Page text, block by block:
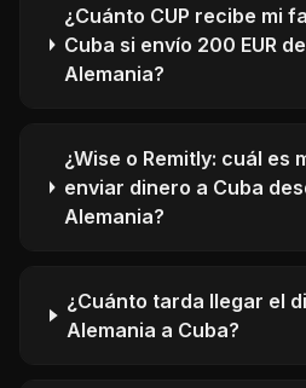
¿Cuánto CUP recibe mi
Cuba si envío 200 EUR
Alemania?
¿Wise o Remitly: cuál es
enviar dinero a Cuba
Alemania?
¿Cuánto tarda llegar el
Alemania a Cuba?